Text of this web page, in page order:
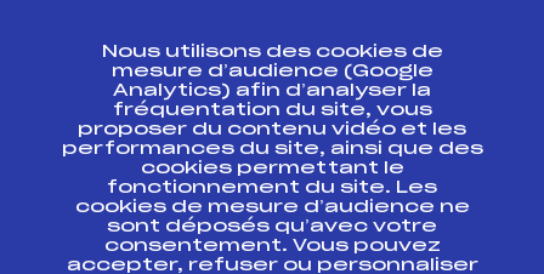
Ressources
Pass’Neige
Projet sportif fédéral
Projet de performance fédéral
Antidopage
Pôle Développement, Formation, Suivi
Nous utilisons des cookies de
mesure d’audience (Google
Analytics) afin d’analyser la
fréquentation du site, vous
proposer du contenu vidéo et les
performances du site, ainsi que des
cookies permettant le
fonctionnement du site. Les
cookies de mesure d’audience ne
sont déposés qu’avec votre
consentement. Vous pouvez
accepter, refuser ou personnaliser